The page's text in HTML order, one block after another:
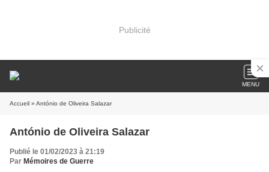
Publicité
MENU
Accueil » António de Oliveira Salazar
António de Oliveira Salazar
Publié le 01/02/2023 à 21:19
Par Mémoires de Guerre